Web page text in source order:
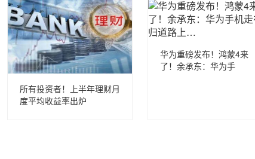
所有投资者！上半年理财月
度平均收益率出炉
华为重磅发布！鸿蒙4来
了！余承东：华为手